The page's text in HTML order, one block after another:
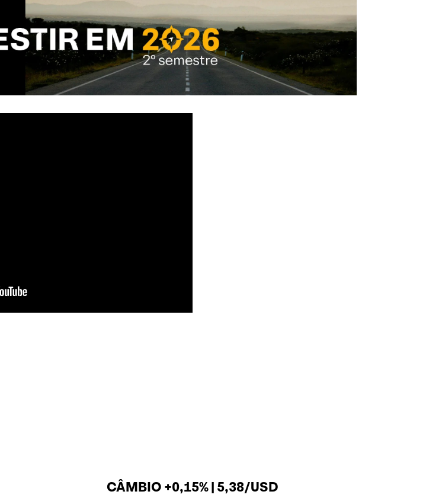
CÂMBIO +0,15% | 5,38/USD